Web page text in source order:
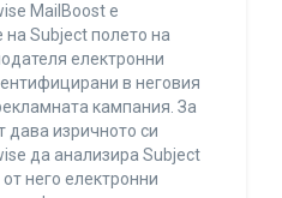
MailBoost е
Subject полето на
електронни
в неговия
кампания. За
дава изричното си
да анализира Subject
него електронни